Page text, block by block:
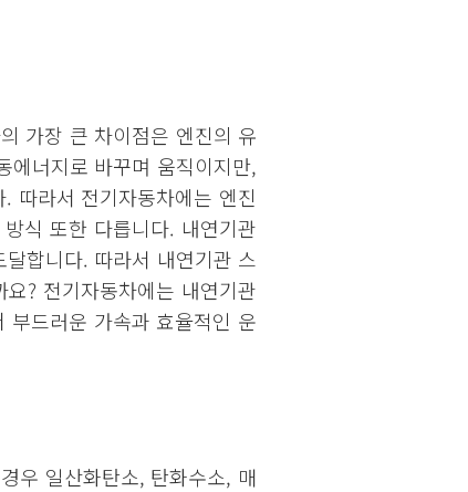
가장 큰 차이점은 엔진의 유
에너지로 바꾸며 움직이지만,
따라서 전기자동차에는 엔진
식 또한 다릅니다. 내연기관
합니다. 따라서 내연기관 스
? 전기자동차에는 내연기관
부드러운 가속과 효율적인 운
우 일산화탄소, 탄화수소, 매